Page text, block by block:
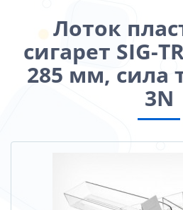
Лоток
сигарет SIG-
285 мм, сила
3N